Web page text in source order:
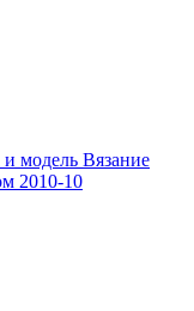
модель Вязание
2010-10